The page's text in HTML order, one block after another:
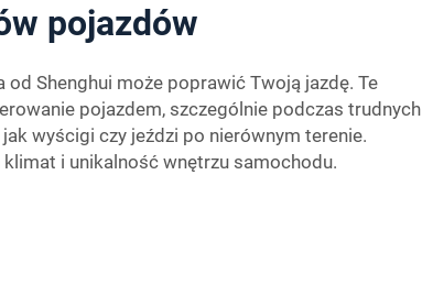
pojazdów
od Shenghui może poprawić Twoją jazdę. Te
pojazdem, szczególnie podczas trudnych
wyścigi czy jeździ po nierównym terenie.
i unikalność wnętrzu samochodu.